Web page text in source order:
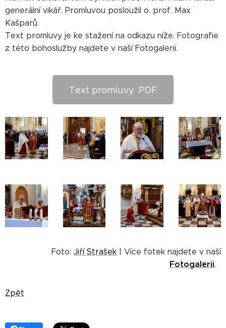
generální vikář. Promluvou posloužil o. prof. Max
Kašparů.
Text promluvy je ke stažení na odkazu níže. Fotografie
z této bohoslužby najdete v naší Fotogalerii.
Text promluvy .PDF
Foto: Jiří Strašek | Více fotek najdete v naší
Fotogalerii.
Zpět